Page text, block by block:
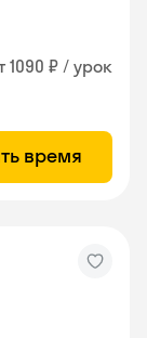
1090 ₽ / урок
время